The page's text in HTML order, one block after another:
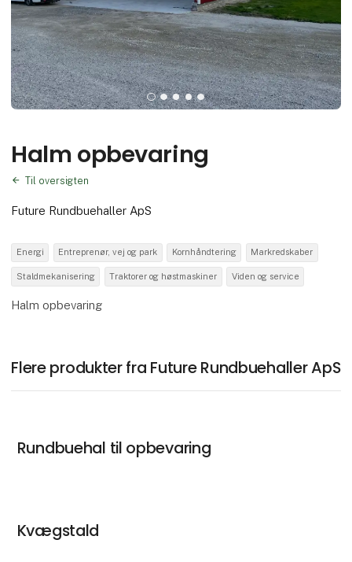
Halm opbevaring
Til oversigten
Future Rundbuehaller ApS
Energi Entreprenør, vej og park Kornhåndtering Markredskaber
Staldmekanisering Traktorer og høstmaskiner Viden og service
Halm opbevaring
Flere produkter fra Future Rundbuehaller ApS
Rundbuehal til opbevaring
Kvægstald